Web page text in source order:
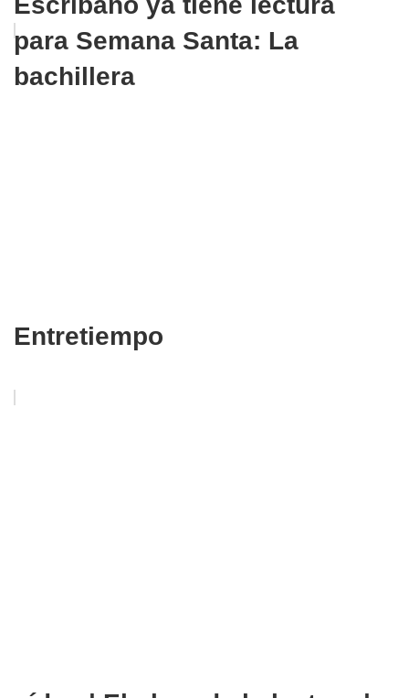
para Semana Santa: La
bachillera
Entretiempo